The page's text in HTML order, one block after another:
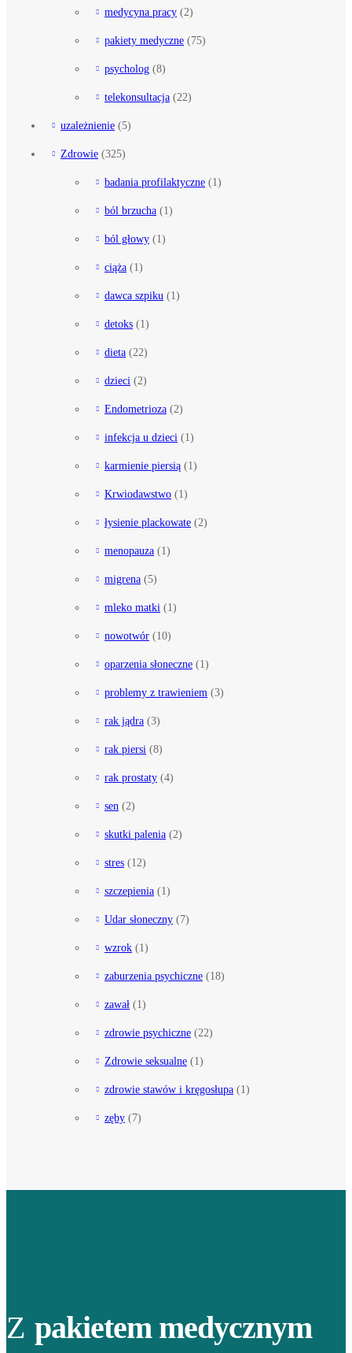
medycyna pracy (2)
pakiety medyczne (75)
psycholog (8)
telekonsultacja (22)
uzależnienie (5)
Zdrowie (325)
badania profilaktyczne (1)
ból brzucha (1)
ból głowy (1)
ciąża (1)
dawca szpiku (1)
detoks (1)
dieta (22)
dzieci (2)
Endometrioza (2)
infekcja u dzieci (1)
karmienie piersią (1)
Krwiodawstwo (1)
łysienie plackowate (2)
menopauza (1)
migrena (5)
mleko matki (1)
nowotwór (10)
oparzenia słoneczne (1)
problemy z trawieniem (3)
rak jądra (3)
rak piersi (8)
rak prostaty (4)
sen (2)
skutki palenia (2)
stres (12)
szczepienia (1)
Udar słoneczny (7)
wzrok (1)
zaburzenia psychiczne (18)
zawał (1)
zdrowie psychiczne (22)
Zdrowie seksualne (1)
zdrowie stawów i kręgosłupa (1)
zęby (7)
Z pakietem medycznym